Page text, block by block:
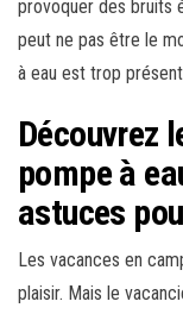
provoquer des bruits
peut ne pas être le
à eau est trop
Découvrez
pompe à
astuces
Les vacances en
plaisir. Mais le